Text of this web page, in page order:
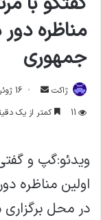
مناظره
جمهوری
ژاکت
ارسال
ایمیل
16 ژوئن 2026
11
کمتر از یک
ویدئو:گپ و
اولین مناظره
در محل برگزاری